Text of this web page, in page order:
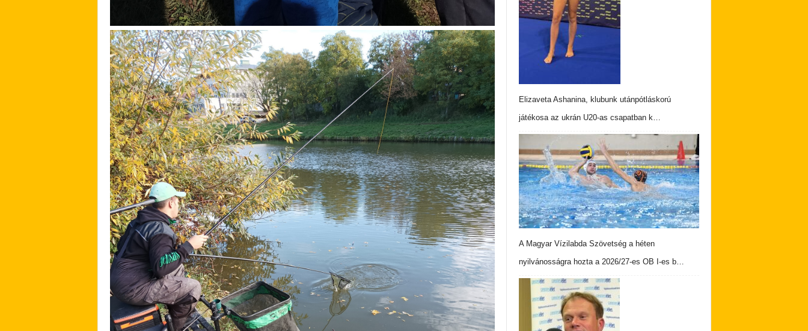
Elizaveta Ashanina, klubunk utánpótláskorú
játékosa az ukrán U20-as csapatban k…
A Magyar Vízilabda Szövetség a héten
nyilvánosságra hozta a 2026/27-es OB I-es b…